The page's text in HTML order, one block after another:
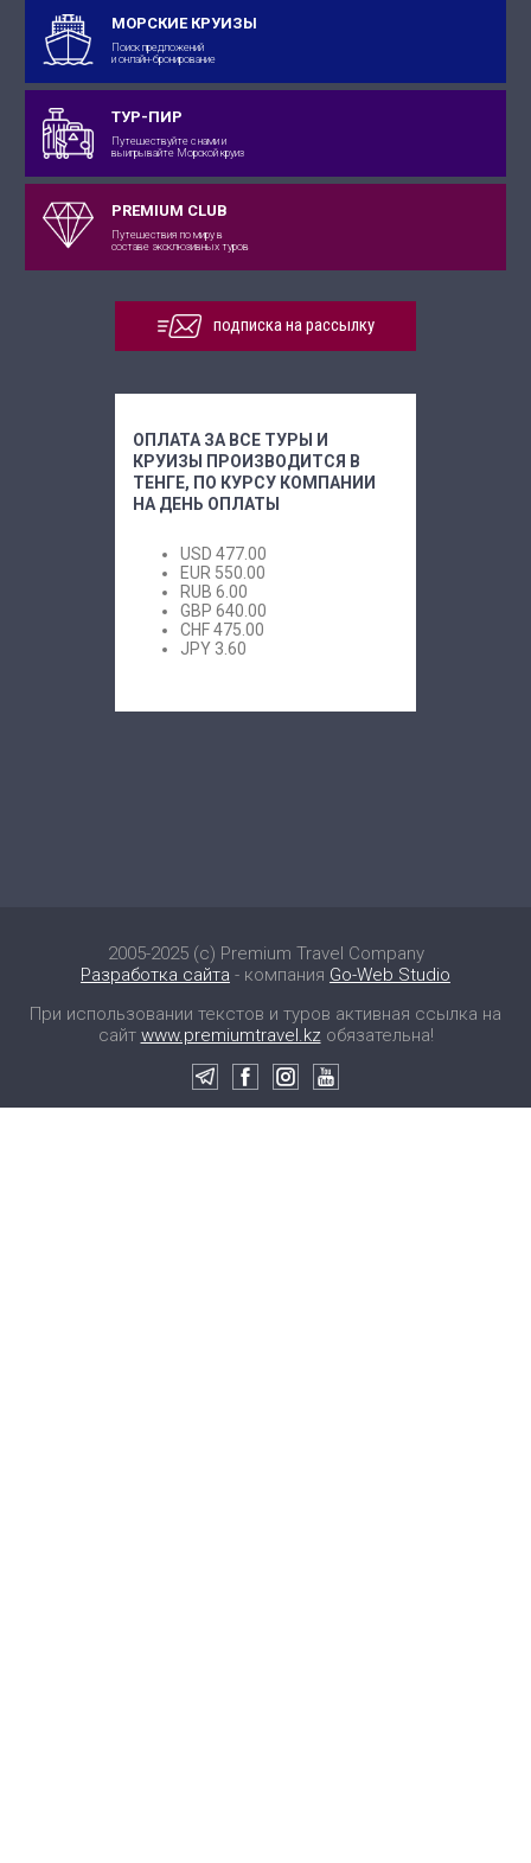
МОРСКИЕ КРУИЗЫ
Поиск предложений
и онлайн-бронирование
ТУР-ПИР
Путешествуйте с нами и
выигрывайте Морской круиз
PREMIUM CLUB
Путешествия по миру в
составе эксклюзивных туров
подписка на рассылку
ОПЛАТА ЗА ВСЕ ТУРЫ И
КРУИЗЫ ПРОИЗВОДИТСЯ В
ТЕНГЕ, ПО КУРСУ КОМПАНИИ
НА ДЕНЬ ОПЛАТЫ
USD 477.00
EUR 550.00
RUB 6.00
GBP 640.00
CHF475.00
JPY 3.60
2005-2025 (c) Premium Travel Company
Разработка сайта - компания Go-Web Studio
При использовании текстов и туров активная ссылка на
сайт www.premiumtravel.kzобязательна!